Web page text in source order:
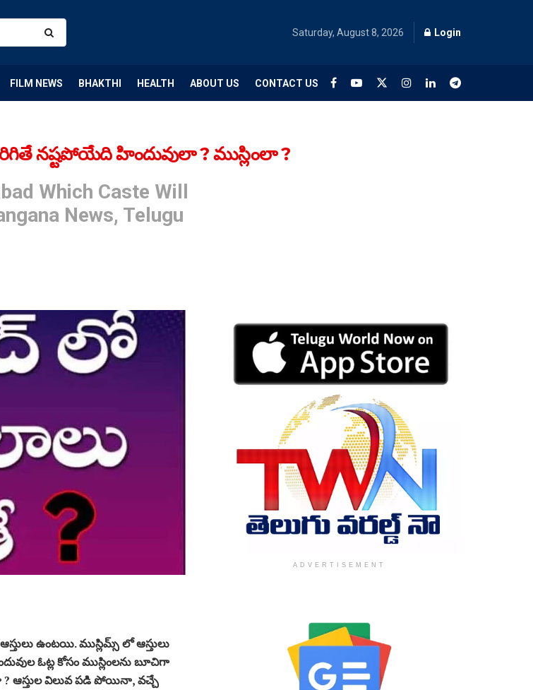
Saturday, August 8, 2026 Login
FILM NEWS BHAKTHI HEALTH ABOUT US CONTACT US
నష్టపోయేది హిందువులా ? ముస్లింలా ?
Which Caste Will
News, Telugu
ఉంటయి. ముస్లిమ్స్ లో ఆస్తులు
ఓట్ల కోసం ముస్లింలను బూచిగా
? ఆస్తుల విలువ పడి పోయినా, వచ్చే
ADVERTISEMENT